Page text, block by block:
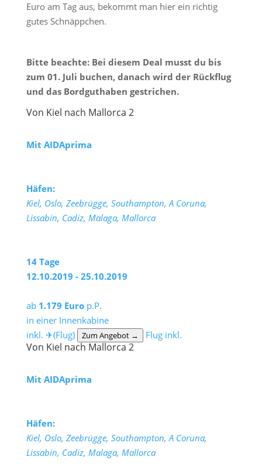
Euro am Tag aus, bekommt man hier ein richtig
gutes Schnäppchen.
Bitte beachte: Bei diesem Deal musst du bis
zum 01. Juli buchen, danach wird der Rückflug
und das Bordguthaben gestrichen.
Von Kiel nach Mallorca 2
Mit AIDAprima
Häfen:
Kiel, Oslo, Zeebrügge, Southampton, A Coruna,
Lissabin, Cadiz, Malaga, Mallorca
14 Tage
12.10.2019 - 25.10.2019
ab 1.179 Europ.P.
in einer Innenkabine
inkl. ✈(Flug)
Zum Angebot → Flug inkl.
Von Kiel nach Mallorca 2
Mit AIDAprima
Häfen:
Kiel, Oslo, Zeebrügge, Southampton, A Coruna,
Lissabin, Cadiz, Malaga, Mallorca